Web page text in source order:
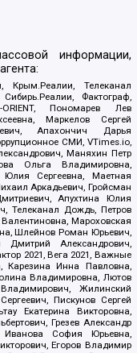
информации,
Крым.Реалии, Телеканал
Фактограф,
Пономарев Лев
Маркелов Сергей
Апахончич Дарья
СМИ, VTimes.io,
Маняхин Петр
Ольга Владимировна,
Сергеевна, Маетная
Аркадьевич, Гройсман
Апухтина Юлия
Телеканал Дождь, Петров
Мароховская
Шлейнов Роман Юрьевич,
Александрович,
2021, Вега 2021, Важные
Карезина Инна Павловна,
Владимировна, Лютов
Жилинский
Пискунов Сергей
Екатерина Викторовна,
Грезев Александр
Иванова София Юрьевна,
Егоров Владимир